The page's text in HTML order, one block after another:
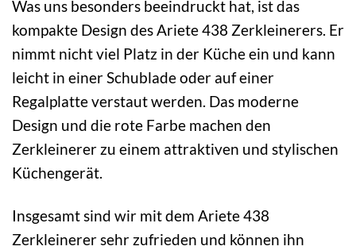
Was uns besonders beeindruckt hat, ist das
kompakte Design des Ariete 438 Zerkleinerers. Er
nimmt nicht viel Platz in der Küche ein und kann
leicht in einer Schublade oder auf einer
Regalplatte verstaut werden. Das moderne
Design und die rote Farbe machen den
Zerkleinerer zu einem attraktiven und stylischen
Küchengerät.
Insgesamt sind wir mit dem Ariete 438
Zerkleinerer sehr zufrieden und können ihn